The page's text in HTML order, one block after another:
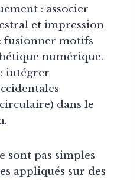
: associer
et impression
fusionner motifs
numérique.
intégrer
dans le
sont pas simples
appliqués sur des